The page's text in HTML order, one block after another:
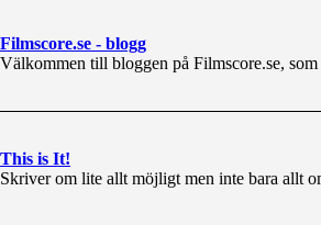
Filmscore.se - blogg
Välkommen till bloggen på Filmscore.se,
This is It!
Skriver om lite allt möjligt men inte bara allt